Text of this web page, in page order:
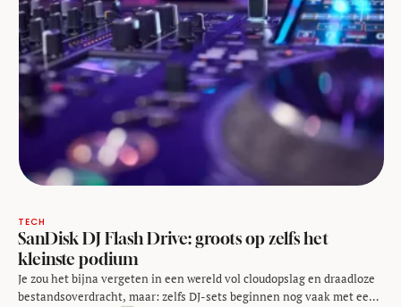
TECH
SanDisk DJ Flash Drive: groots op zelfs het
kleinste podium
Je zou het bijna vergeten in een wereld vol cloudopslag en draadloze
bestandsoverdracht, maar: zelfs DJ-sets beginnen nog vaak met een